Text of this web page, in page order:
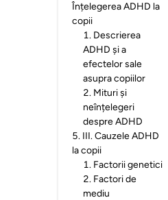
Înțelegerea ADHD la
copii
1. Descrierea
ADHD și a
efectelor sale
asupra copiilor
2. Mituri și
neînțelegeri
despre ADHD
5. III. Cauzele ADHD
la copii
1. Factorii genetici
2. Factori de
mediu